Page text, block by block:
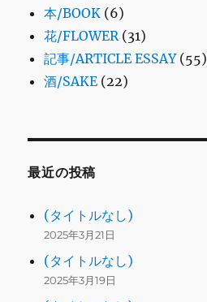
本/BOOK (6)
花/FLOWER(31)
記事/ARTICLE ESSAY(55)
酒/SAKE (22)
最近の投稿
(タイトルなし)
2025年3月21日
(タイトルなし)
2025年3月19日